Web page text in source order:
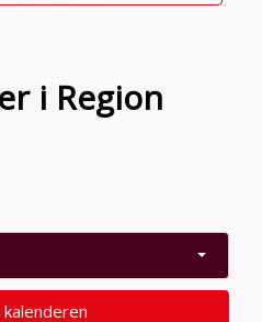
i Region
kalenderen